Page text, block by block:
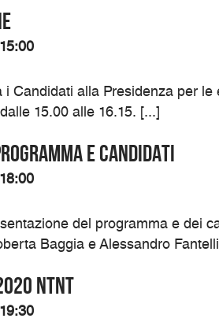
i Candidati alla Presidenza per le
15.00 alle 16.15. [...]
e candidati
del programma e dei
Baggia e Alessandro
NTNT